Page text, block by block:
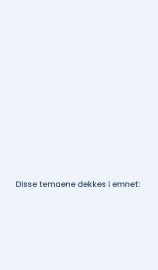
Disse temaene dekkes i emnet: